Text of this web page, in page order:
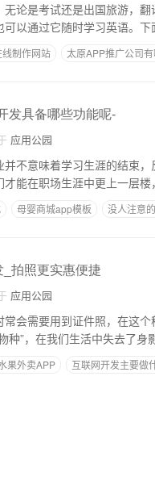
无论是考试还是出国旅游，
以通过它随时学习英语。
制作网站 太原APP推广公司
发具备哪些功能呢-
应用公园
不意味着学习生涯的结束
能在职场生涯中更上一层
母婴商城app模板 没人注意
拍照更实惠便捷
应用公园
会需要用到证件照，在这
种”，在我们生活中失去了
果外卖APP 互联网开发主要做